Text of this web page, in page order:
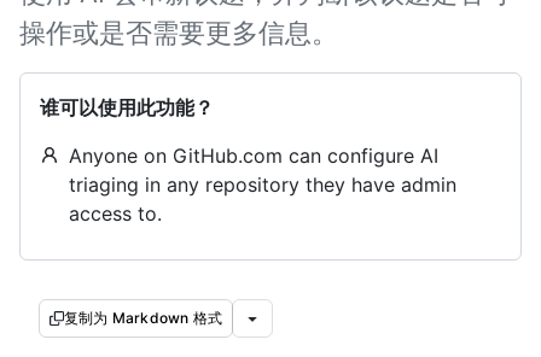
操作或是否需要更多信息。
谁可以使用此功能？
Anyone on GitHub.com can configure AI
triaging in any repository they have admin
access to.
复制为 Markdown 格式